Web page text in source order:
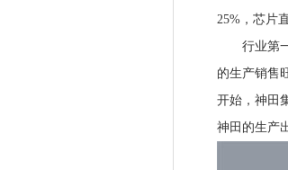
25%，芯片
行业第一
的生产销售
开始，神田
神田的生产